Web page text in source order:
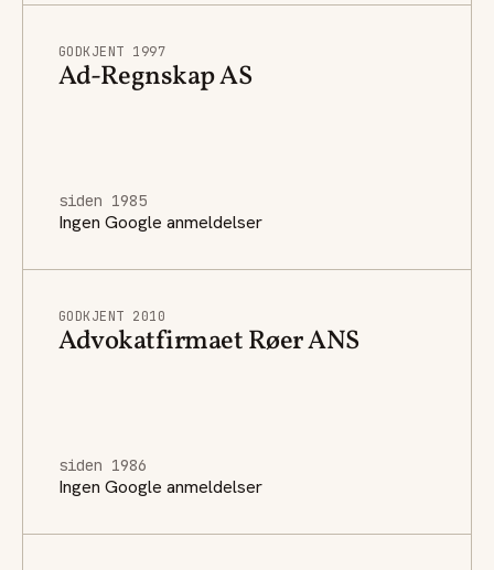
GODKJENT 1997
Ad-Regnskap AS
siden 1985
Ingen Google anmeldelser
GODKJENT 2010
Advokatfirmaet Røer ANS
siden 1986
Ingen Google anmeldelser